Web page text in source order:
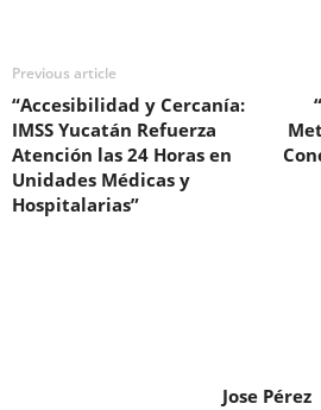
Previous article
“Accesibilidad y Cercanía:
IMSS Yucatán Refuerza
Atención las 24 Horas en
Unidades Médicas y
Hospitalarias”
Jose Pérez